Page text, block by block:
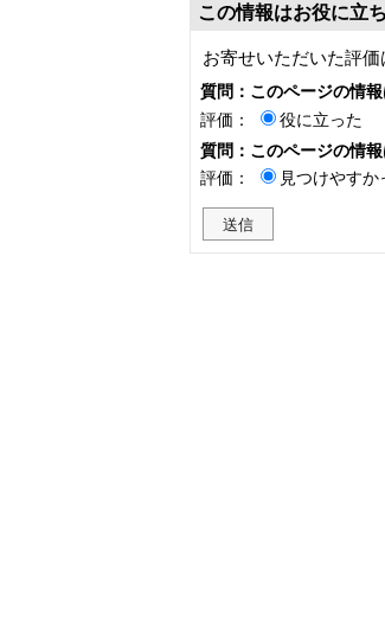
この情報はお役に立
お寄せいただいた評価
質問：このページの情
評価：
役に立った
質問：このページの情
評価：
見つけやすか